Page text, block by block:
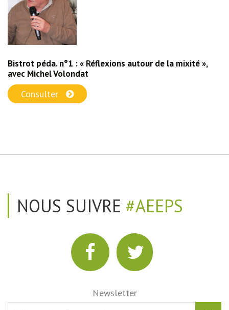
Bistrot péda. n°1 : « Réflexions autour de la mixité »,
avec Michel Volondat
Consulter
NOUS SUIVRE #AEEPS
Newsletter